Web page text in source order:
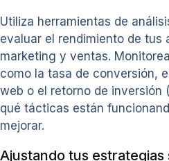
Utiliza herramientas de
evaluar el rendimiento de tus
marketing y ventas.
como la tasa de conversión,
web o el retorno de inversión
qué tácticas están
mejorar.
Ajustando tus estrategias